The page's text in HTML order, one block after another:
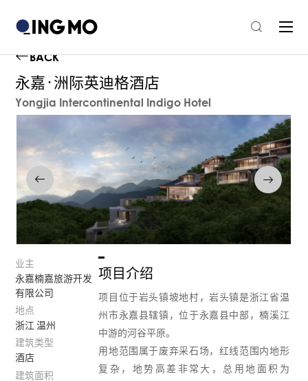
BACK
永嘉·洲际英迪格酒店
Yongjia Intercontinental Indigo Hotel
项目介绍
项目位于岩头镇坡地村，岩头镇是浙江省温
州市永嘉县辖镇，位于永嘉县中部，楠溪江
中游的河谷平原。
用地范围属于废弃采石场，红线范围内地形
复杂，地势高差非常大，总用地面积为
业主
永嘉楠嘉旅游开发
有限公司
地点
浙江 温州
建筑类型
酒店
建筑面积